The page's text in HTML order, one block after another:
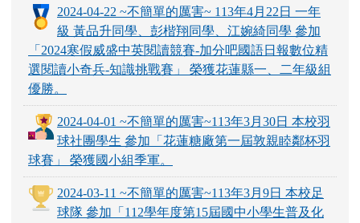
2024-04-22 ~不簡單的厲害~ 113年4月22日 一年
級 黃品升同學、彭楷翔同學、江婉綺同學 參加
「2024寒假威盛中英閱讀競賽-加分吧國語日報數位精
選閱讀小奇兵-知識挑戰賽」 榮獲花蓮縣一、二年級組
優勝。
2024-04-01 ~不簡單的厲害~113年3月30日 本校羽
球社團學生 參加「花蓮糖廠第一屆敦親睦鄰杯羽
球賽」 榮獲國小組季軍。
2024-03-11 ~不簡單的厲害~113年3月9日 本校足
球隊 參加「112學年度第15屆國中小學生普及化